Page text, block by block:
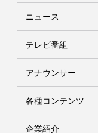
ニュース
テレビ番組
アナウンサー
各種コンテンツ
企業紹介